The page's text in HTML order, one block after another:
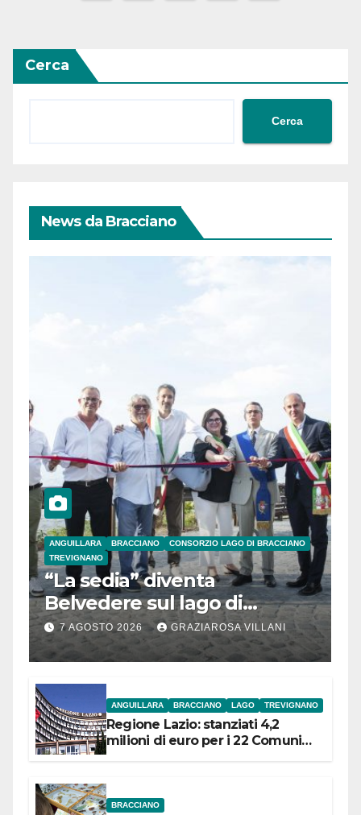
articoli
Cerca
Cerca
News da Bracciano
ANGUILLARA BRACCIANO
CONSORZIO LAGO DI BRACCIANO
TREVIGNANO
“La sedia” diventa
Belvedere sul lago di
Bracciano: ieri
l’inaugurazione
7 AGOSTO 2026 GRAZIAROSA VILLANI
ANGUILLARA BRACCIANO LAGO TREVIGNANO
Regione Lazio: stanziati 4,2
milioni di euro per i 22 Comuni
BRACCIANO